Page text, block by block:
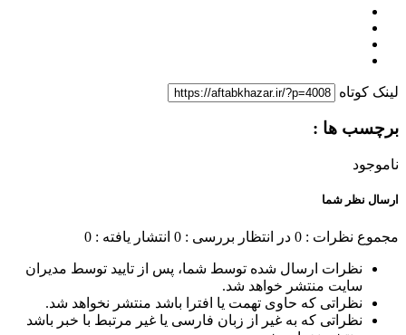
لینک کوتاه
برچسب ها :
ناموجود
ارسال نظر شما
مجموع نظرات : 0 در انتظار بررسی : 0 انتشار یافته : 0
نظرات ارسال شده توسط شما، پس از تایید توسط مدیران
سایت منتشر خواهد شد.
نظراتی که حاوی تهمت یا افترا باشد منتشر نخواهد شد.
نظراتی که به غیر از زبان فارسی یا غیر مرتبط با خبر باشد